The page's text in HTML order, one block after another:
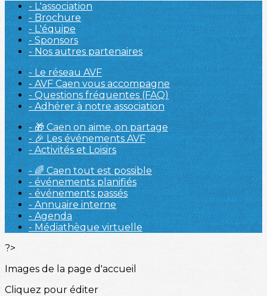
- L'association
- Brochure
- L'équipe
- Sponsors
- Nos autres partenaires
- Le réseau AVF
- AVF Caen vous accompagne
- Questions fréquentes (FAQ)
- Adhérer à notre association
- 🎁 Caen on aime, on partage
- 🎉 Les événements AVF
- Activités et Loisirs
- 🌈 Caen tout est possible
- événements planifiés
- événements passés
- Annuaire interne
- Agenda
- Médiathèque virtuelle
?>
Images de la page d'accueil
Cliquez pour éditer